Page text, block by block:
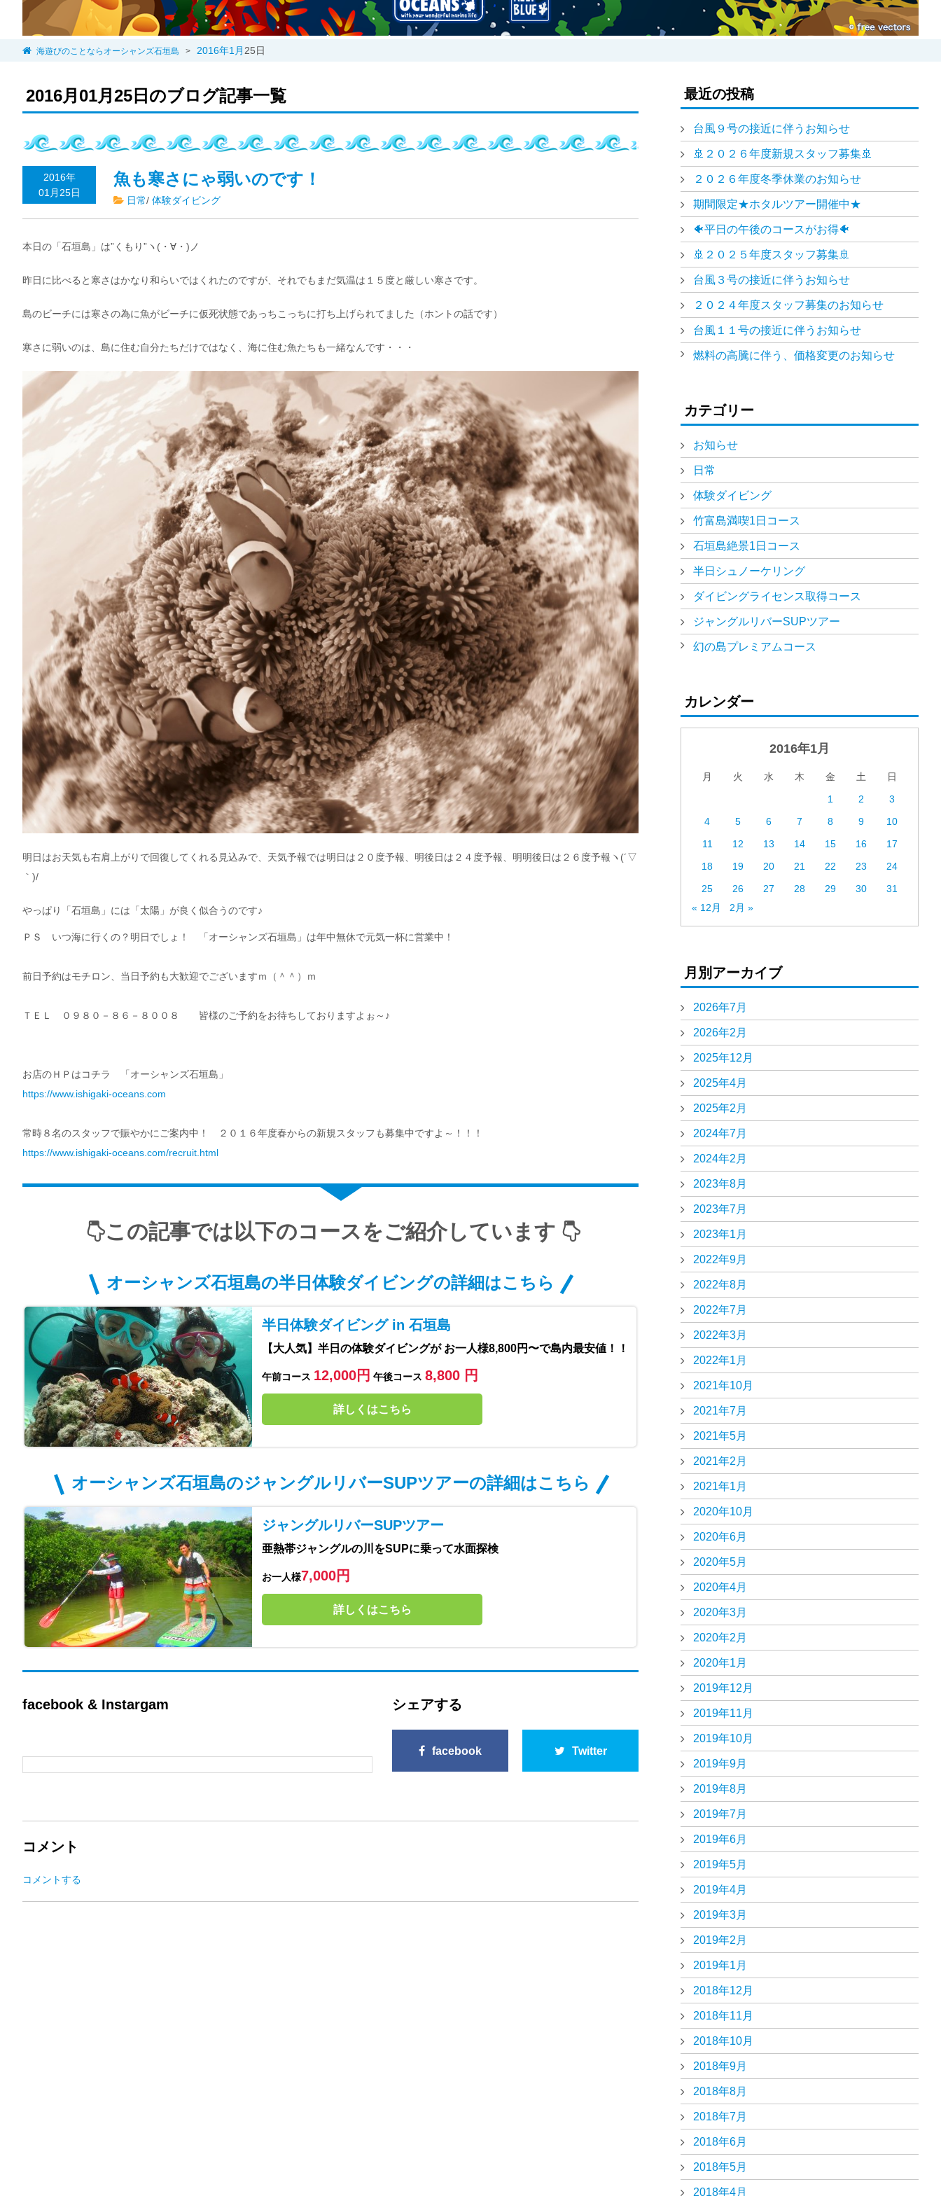
海遊びのことならオーシャンズ石垣島 > 2016年1月 25日
2016月01月25日のブログ記事一覧
2016年
01月25日
魚も寒さにゃ弱いのです！
日常/ 体験ダイビング
本日の「石垣島」は”くもり”ヽ(・∀・)ノ
昨日に比べると寒さはかなり和らいではくれたのですが、それでもまだ気温は１５度と厳しい寒さです。
島のビーチには寒さの為に魚がビーチに仮死状態であっちこっちに打ち上げられてました（ホントの話です）
寒さに弱いのは、島に住む自分たちだけではなく、海に住む魚たちも一緒なんです・・・
明日はお天気も右肩上がりで回復してくれる見込みで、天気予報では明日は２０度予報、明後日は２４度予報、明明後日は２６度予報ヽ(´▽
｀)/
やっぱり「石垣島」には「太陽」が良く似合うのです♪
ＰＳ いつ海に行くの？明日でしょ！ 「オーシャンズ石垣島」は年中無休で元気一杯に営業中！
前日予約はモチロン、当日予約も大歓迎でございますｍ（＾＾）ｍ
ＴＥＬ ０９８０－８６－８００８ 皆様のご予約をお待ちしておりますよぉ～♪
お店のＨＰはコチラ 「オーシャンズ石垣島」
https://www.ishigaki-oceans.com
常時８名のスタッフで賑やかにご案内中！ ２０１６年度春からの新規スタッフも募集中ですよ～！！！
https://www.ishigaki-oceans.com/recruit.html
この記事では以下のコースをご紹介しています
オーシャンズ石垣島の半日体験ダイビングの詳細はこちら
半日体験ダイビング in 石垣島
【大人気】半日の体験ダイビングが お一人様8,800円〜で島内最安値！！
午前コース 12,000円 午後コース 8,800 円
詳しくはこちら
オーシャンズ石垣島のジャングルリバーSUPツアーの詳細はこちら
ジャングルリバーSUPツアー
亜熱帯ジャングルの川をSUPに乗って水面探検
お一人様7,000円
詳しくはこちら
facebook & Instargam シェアする
facebook Twitter
コメント
コメントする
最近の投稿
台風９号の接近に伴うお知らせ
🚢２０２６年度新規スタッフ募集🚢
２０２６年度冬季休業のお知らせ
期間限定★ホタルツアー開催中★
🐠平日の午後のコースがお得🐠
🚢２０２５年度スタッフ募集🚢
台風３号の接近に伴うお知らせ
２０２４年度スタッフ募集のお知らせ
台風１１号の接近に伴うお知らせ
燃料の高騰に伴う、価格変更のお知らせ
カテゴリー
お知らせ
日常
体験ダイビング
竹富島満喫1日コース
石垣島絶景1日コース
半日シュノーケリング
ダイビングライセンス取得コース
ジャングルリバーSUPツアー
幻の島プレミアムコース
カレンダー
2016年1月
月 火 水 木 金 土
日
1
2
3
4
5 6 7 8 9
10
11
12 13 14 15 16
17
18
19 20 21 22 23
24
25
26 27 28 29 30
31
« 12月
2月 »
月別アーカイブ
2026年7月
2026年2月
2025年12月
2025年4月
2025年2月
2024年7月
2024年2月
2023年8月
2023年7月
2023年1月
2022年9月
2022年8月
2022年7月
2022年3月
2022年1月
2021年10月
2021年7月
2021年5月
2021年2月
2021年1月
2020年10月
2020年6月
2020年5月
2020年4月
2020年3月
2020年2月
2020年1月
2019年12月
2019年11月
2019年10月
2019年9月
2019年8月
2019年7月
2019年6月
2019年5月
2019年4月
2019年3月
2019年2月
2019年1月
2018年12月
2018年11月
2018年10月
2018年9月
2018年8月
2018年7月
2018年6月
2018年5月
2018年4月